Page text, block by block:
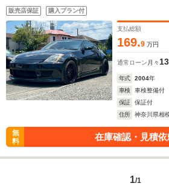
ーター パワーシート BOSE製スピー
グ 社外ナビ ETC 社外マフラー
販売店保証 購入プラン付
支払総額
169.9 万円
通常ローン 月々
年式 2004年
車検
車検整備付
保証
保証付
住所
神奈川県相
無
料
在庫確認・見積依
1/1